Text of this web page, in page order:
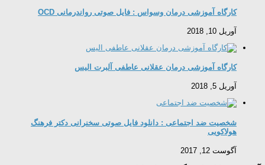
کارگاه آموزشی درمان وسواس : فایل صوتی رواندرمانی OCD
آوریل 10, 2018
کارگاه آموزشی درمان عقلانی عاطفی آلبرت الیس
آوریل 5, 2018
شخصیت ضد اجتماعی : دانلود فایل صوتی سخنرانی دکتر فرهنگ
هولاکویی
آگوست 12, 2017